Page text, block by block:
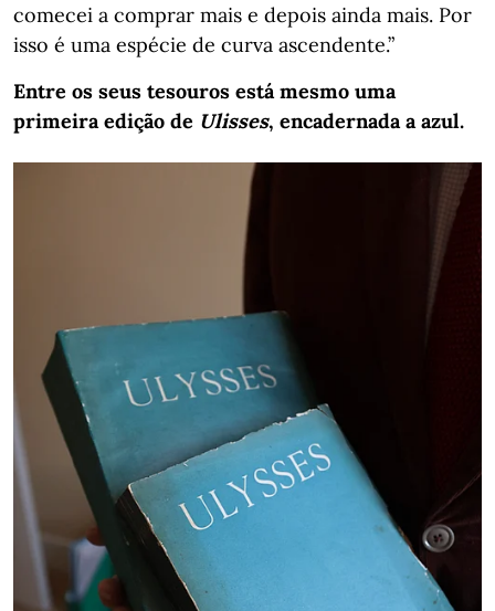
comecei a comprar mais e depois ainda mais. Por
isso é uma espécie de curva ascendente.”
Entre os seus tesouros está mesmo uma
primeira edição de Ulisses, encadernada a azul.